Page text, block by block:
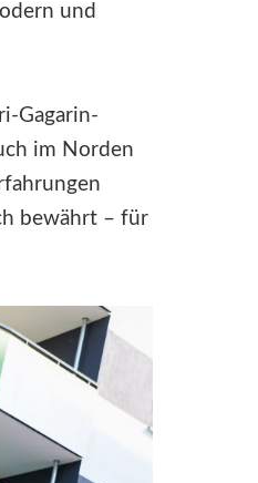
und
Gagarin-
im Norden
bewährt – für